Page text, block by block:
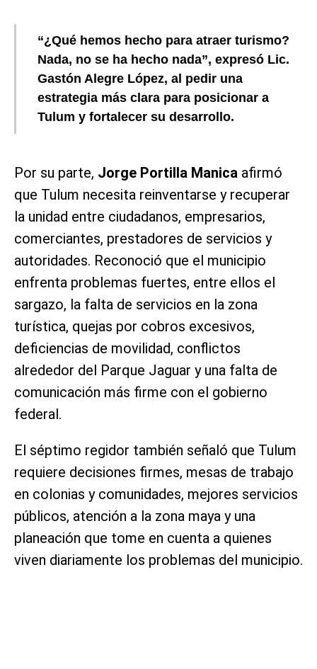
“¿Qué hemos hecho para atraer turismo?
Nada, no se ha hecho nada”, expresó Lic.
Gastón Alegre López, al pedir una
estrategia más clara para posicionar a
Tulum y fortalecer su desarrollo.
Por su parte, Jorge Portilla Manica afirmó
que Tulum necesita reinventarse y recuperar
la unidad entre ciudadanos, empresarios,
comerciantes, prestadores de servicios y
autoridades. Reconoció que el municipio
enfrenta problemas fuertes, entre ellos el
sargazo, la falta de servicios en la zona
turística, quejas por cobros excesivos,
deficiencias de movilidad, conflictos
alrededor del Parque Jaguar y una falta de
comunicación más firme con el gobierno
federal.
El séptimo regidor también señaló que Tulum
requiere decisiones firmes, mesas de trabajo
en colonias y comunidades, mejores servicios
públicos, atención a la zona maya y una
planeación que tome en cuenta a quienes
viven diariamente los problemas del municipio.